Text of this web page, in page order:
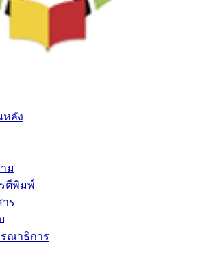
หลัง
ม
ตีพิมพ์
าร
ณาธิการ